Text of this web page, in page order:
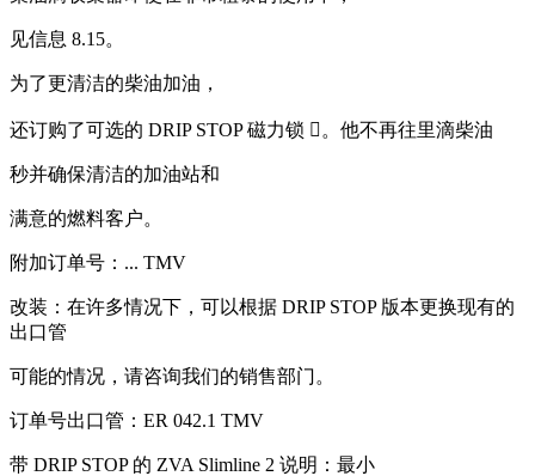
见信息 8.15。
为了更清洁的柴油加油，
还订购了可选的 DRIP STOP 磁力锁 。他不再往里滴柴油
秒并确保清洁的加油站和
满意的燃料客户。
附加订单号：... TMV
改装：在许多情况下，可以根据 DRIP STOP 版本更换现有的
出口管
可能的情况，请咨询我们的销售部门。
订单号出口管：ER 042.1 TMV
带 DRIP STOP 的 ZVA Slimline 2 说明：最小